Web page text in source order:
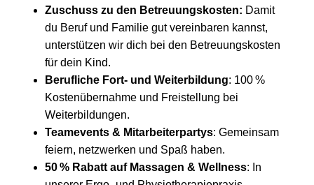
Zuschuss zu den Betreuungskosten: Damit
du Beruf und Familie gut vereinbaren kannst,
unterstützen wir dich bei den Betreuungskosten
für dein Kind.
Berufliche Fort- und Weiterbildung: 100 %
Kostenübernahme und Freistellung bei
Weiterbildungen.
Teamevents & Mitarbeiterpartys: Gemeinsam
feiern, netzwerken und Spaß haben.
50 % Rabatt auf Massagen & Wellness: In